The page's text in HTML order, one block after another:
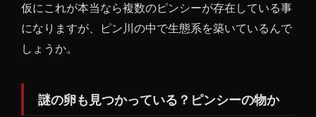
仮にこれが本当なら複数のピンシーが存在している事
になりますが、ピン川の中で生態系を築いているんで
しょうか。
謎の卵も見つかっている？ピンシーの物か